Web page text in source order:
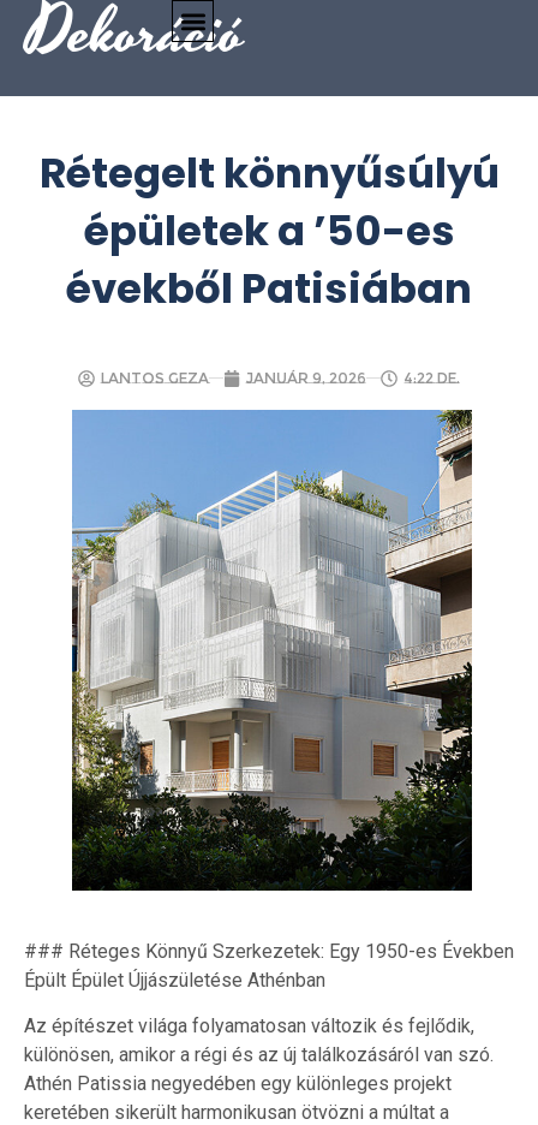
Dekoráció
Rétegelt könnyűsúlyú
épületek a ’50-es
évekből Patisiában
Lantos Geza január 9, 2026 4:22 de.
### Réteges Könnyű Szerkezetek: Egy 1950-es Években
Épült Épület Újjászületése Athénban
Az építészet világa folyamatosan változik és fejlődik,
különösen, amikor a régi és az új találkozásáról van szó.
Athén Patissia negyedében egy különleges projekt
keretében sikerült harmonikusan ötvözni a múltat a